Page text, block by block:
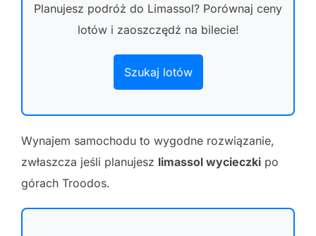
Planujesz podróż do Limassol? Porównaj ceny
lotów i zaoszczędź na bilecie!
Szukaj lotów
Wynajem samochodu to wygodne rozwiązanie,
zwłaszcza jeśli planujesz limassol wycieczki po
górach Troodos.